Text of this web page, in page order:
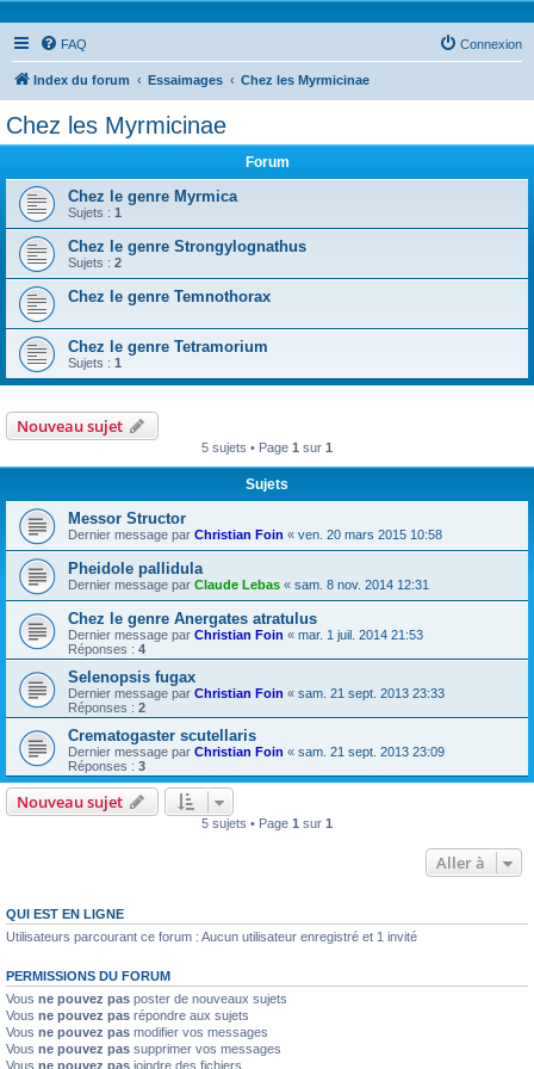
FAQ Connexion
Index du forum Essaimages Chez les Myrmicinae
Chez les Myrmicinae
Forum
Chez le genre Myrmica
Sujets : 1
Chez le genre Strongylognathus
Sujets : 2
Chez le genre Temnothorax
Chez le genre Tetramorium
Sujets : 1
Nouveau sujet
5 sujets • Page 1 sur 1
Sujets
Messor Structor
Dernier message par Christian Foin « ven. 20 mars 2015 10:58
Pheidole pallidula
Dernier message par Claude Lebas « sam. 8 nov. 2014 12:31
Chez le genre Anergates atratulus
Dernier message par Christian Foin « mar. 1 juil. 2014 21:53
Réponses : 4
Selenopsis fugax
Dernier message par Christian Foin « sam. 21 sept. 2013 23:33
Réponses : 2
Crematogaster scutellaris
Dernier message par Christian Foin « sam. 21 sept. 2013 23:09
Réponses : 3
Nouveau sujet
5 sujets • Page 1 sur 1
Aller à
QUI EST EN LIGNE
Utilisateurs parcourant ce forum : Aucun utilisateur enregistré et 1 invité
PERMISSIONS DU FORUM
Vous ne pouvez pas poster de nouveaux sujets
Vous ne pouvez pas répondre aux sujets
Vous ne pouvez pas modifier vos messages
Vous ne pouvez pas supprimer vos messages
Vous ne pouvez pas joindre des fichiers